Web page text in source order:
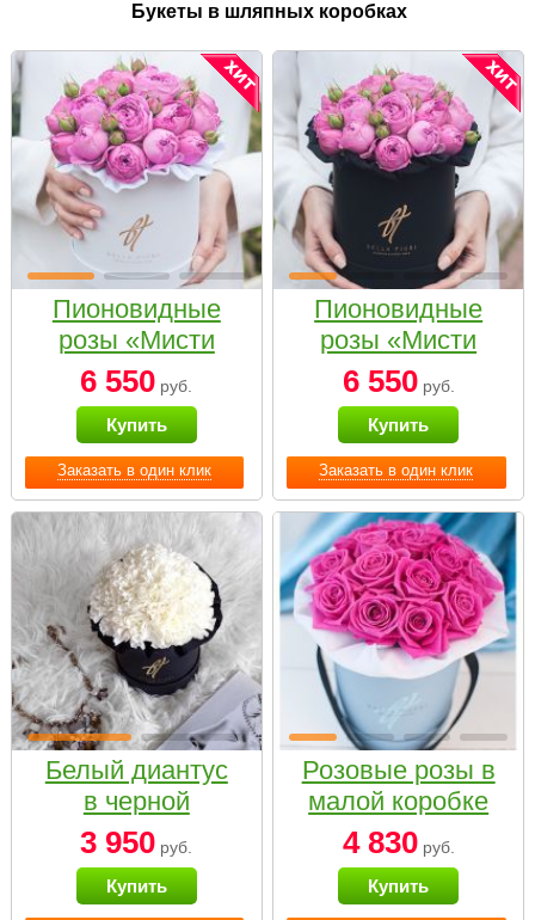
Букеты в шляпных коробках
Заказать в один клик
Пионовидные
розы «Мисти
бабблс» в белой
коробке Small
6 550 руб.
Купить
Заказать в один клик
Пионовидные
розы «Мисти
бабблс» в
черной коробке
Small
6 550руб.
Купить
Белый диантус
в черной
коробке Small
3 950 руб.
Купить
Розовые розы в
малой коробке
4 830руб.
Купить